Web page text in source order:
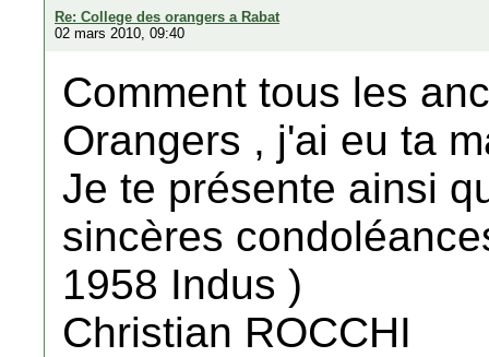
Re: College des orangers a Rabat
02 mars 2010, 09:40
Comment tous les
Orangers , j'ai eu ta
Je te présente ainsi
sincères
1958 Indus )
Christian ROCCHI